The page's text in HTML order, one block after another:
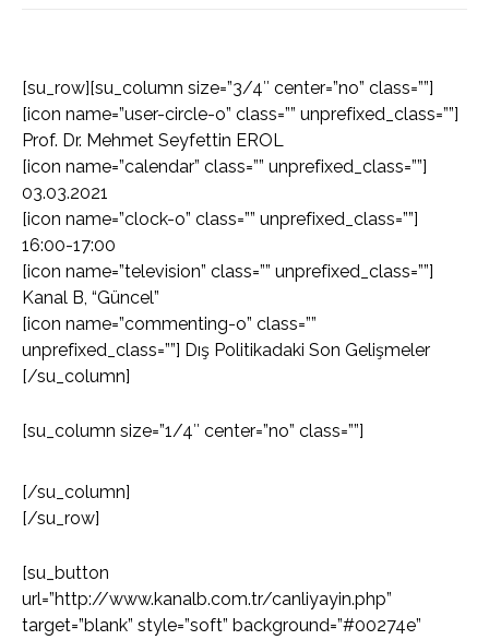
[su_row][su_column size=”3/4″ center=”no” class=””]
[icon name=”user-circle-o” class=”” unprefixed_class=””]
Prof. Dr. Mehmet Seyfettin EROL
[icon name=”calendar” class=”” unprefixed_class=””]
03.03.2021
[icon name=”clock-o” class=”” unprefixed_class=””]
16:00-17:00
[icon name=”television” class=”” unprefixed_class=””]
Kanal B, “Güncel”
[icon name=”commenting-o” class=””
unprefixed_class=””] Dış Politikadaki Son Gelişmeler
[/su_column]
[su_column size=”1/4″ center=”no” class=””]
[/su_column]
[/su_row]
[su_button
url=”http://www.kanalb.com.tr/canliyayin.php”
target=”blank” style=”soft” background=”#00274e”